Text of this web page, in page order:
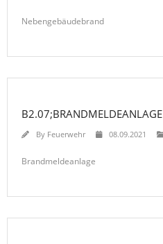
Nebengebäudebrand
B2.07;BRANDMELDEANLAGE
By Feuerwehr 08.09.2021
Brandmeldeanlage